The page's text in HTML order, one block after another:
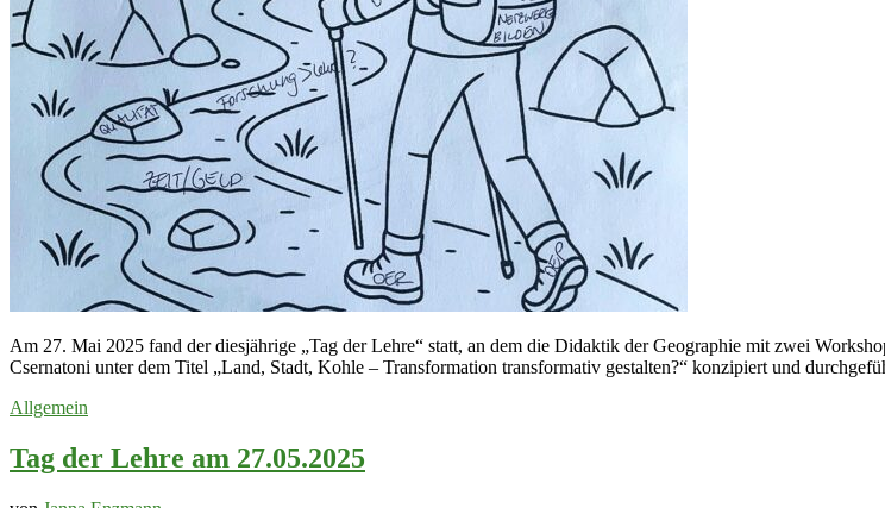
Am 27. Mai 2025 fand der diesjährige „Tag der Lehre“ statt, an dem die Didaktik der Geographie mit zwei
Csernatoni unter dem Titel „Land, Stadt, Kohle – Transformation transformativ gestalten?“ konzipiert und
Allgemein
Tag der Lehre am 27.05.2025